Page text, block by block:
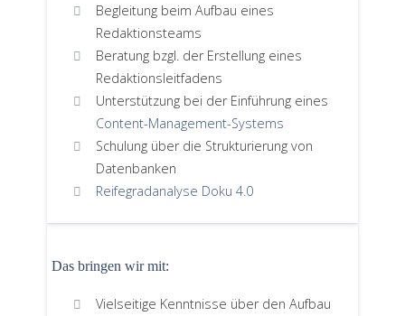
Begleitung beim Aufbau eines
Redaktionsteams
Beratung bzgl. der Erstellung eines
Redaktionsleitfadens
Unterstützung bei der Einführung eines
Content-Management-Systems
Schulung über die Strukturierung von
Datenbanken
Reifegradanalyse Doku 4.0
Das bringen wir mit:
Vielseitige Kenntnisse über den Aufbau